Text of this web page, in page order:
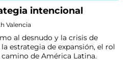
intencional
Valencia
al desnudo y la crisis de
estrategia de expansión, el rol
camino de América Latina.